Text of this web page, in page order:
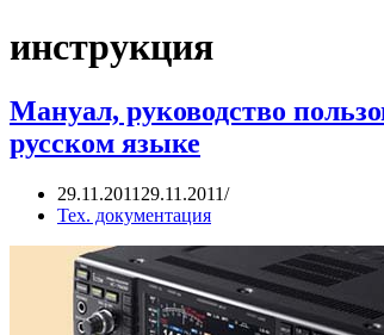
инструкция
Мануал, руководство
русском языке
29.11.2011 29.11.2011
Тех. документация